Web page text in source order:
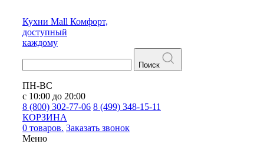
Кухни Mall Комфорт,
доступный
каждому
Поиск
ПН-ВС
с 10:00 до 20:00
8 (800) 302-77-06 8 (499) 348-15-11
КОРЗИНА
0 товаров. Заказать звонок
Меню